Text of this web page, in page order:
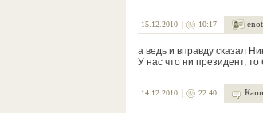
15.12.2010 10:17 enot
а ведь и вправду сказал
У нас что ни президент,
14.12.2010 22:40